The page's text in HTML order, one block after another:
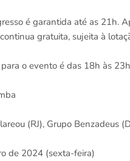
é garantida até as 21h.
gratuita, sujeita à
o evento é das 18h às
(RJ), Grupo Benzadeus
de 2024 (sexta-feira)